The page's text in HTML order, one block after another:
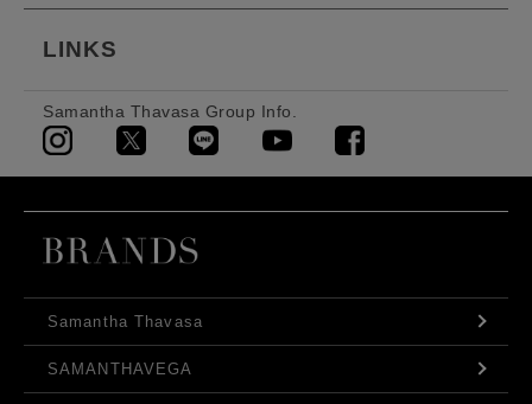
LINKS
Samantha Thavasa Group Info.
Samantha Thavasa
SAMANTHAVEGA